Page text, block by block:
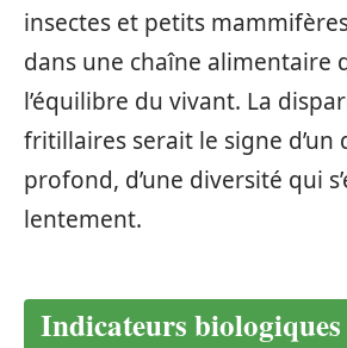
insectes et petits
dans une chaîne alimentaire
l’équilibre du vivant. La
fritillaires serait le signe d’un
profond, d’une diversité qui
lentement.
Indicateurs biologiques